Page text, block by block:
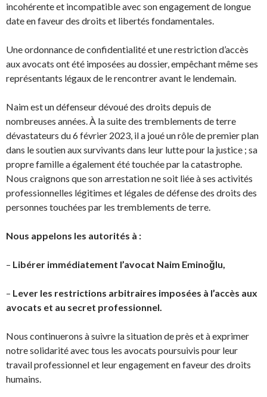
incohérente et incompatible avec son engagement de longue
date en faveur des droits et libertés fondamentales.
Une ordonnance de confidentialité et une restriction d’accès
aux avocats ont été imposées au dossier, empêchant même ses
représentants légaux de le rencontrer avant le lendemain.
Naim est un défenseur dévoué des droits depuis de
nombreuses années. À la suite des tremblements de terre
dévastateurs du 6 février 2023, il a joué un rôle de premier plan
dans le soutien aux survivants dans leur lutte pour la justice ; sa
propre famille a également été touchée par la catastrophe.
Nous craignons que son arrestation ne soit liée à ses activités
professionnelles légitimes et légales de défense des droits des
personnes touchées par les tremblements de terre.
Nous appelons les autorités à :
– Libérer immédiatement l’avocat Naim Eminoğlu,
– Lever les restrictions arbitraires imposées à l’accès aux
avocats et au secret professionnel.
Nous continuerons à suivre la situation de près et à exprimer
notre solidarité avec tous les avocats poursuivis pour leur
travail professionnel et leur engagement en faveur des droits
humains.